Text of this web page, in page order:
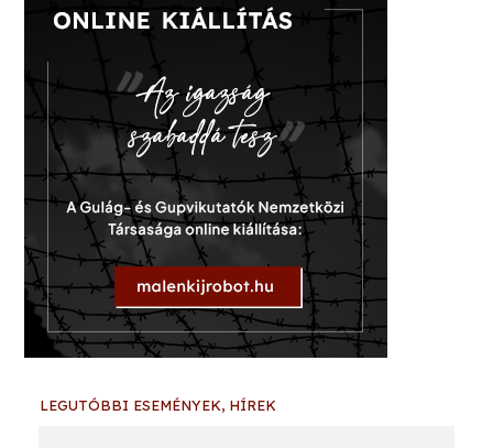
LEGUTÓBBI ESEMÉNYEK, HÍREK